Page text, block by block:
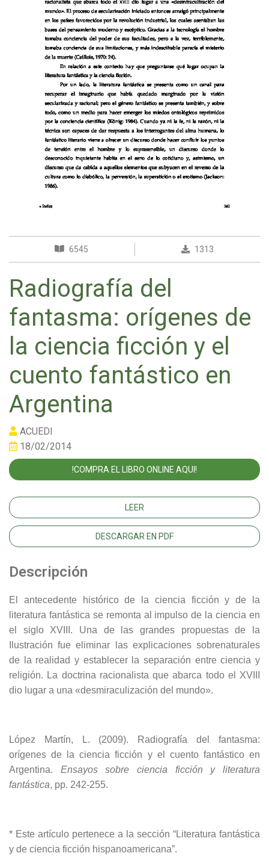
6545 1313
Radiografía del
fantasma: orígenes de
la ciencia ficción y el
cuento fantástico en
Argentina
ACUEDI
18/02/2014
!COMPRA EL LIBRO ONLINE AQUI!
LEER
DESCARGAR EN PDF
Descripción
El antecedente histórico de la ciencia ficción y de la
literatura fantástica se remonta al impulso de la ciencia en
el siglo XVIII. Una de las grandes propuestas de la
Ilustración fue eliminar las explicaciones sobrenaturales
de la realidad y establecer la separación entre ciencia y
religión. La doctrina racionalista que abarca todo el XVIII
dio lugar a una «desmiraculización del mundo».
López Martín, L. (2009). Radiografía del fantasma:
orígenes de la ciencia ficción y el cuento fantástico en
Argentina. Ensayos sobre ciencia ficción y literatura
fantástica, pp. 242-255.
* Este artículo pertenece a la sección “Literatura fantástica
y de ciencia ficción hispanoamericana”.